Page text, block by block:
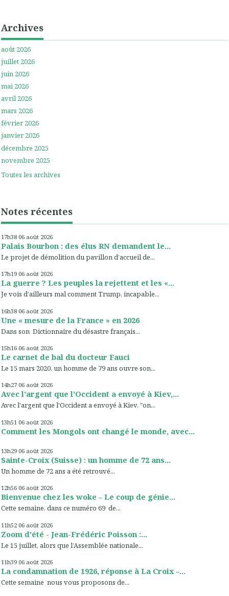
Archives
août 2026
juillet 2026
juin 2026
mai 2026
avril 2026
mars 2026
février 2026
janvier 2026
décembre 2025
novembre 2025
Toutes les archives
Notes récentes
17h38 06 août 2026
Palais Bourbon : des élus RN demandent le...
Le projet de démolition du pavillon d’accueil de...
17h19 06 août 2026
La guerre ? Les peuples la rejettent et les «...
Je vois d’ailleurs mal comment Trump, incapable...
16h38 06 août 2026
Une « mesure de la France » en 2026
Dans son Dictionnaire du désastre français...
15h16 06 août 2026
Le carnet de bal du docteur Fauci
Le 15 mars 2020, un homme de 79 ans ouvre son...
14h27 06 août 2026
Avec l'argent que l'Occident a envoyé à Kiev,...
Avec l'argent que l'Occident a envoyé à Kiev, "on...
13h51 06 août 2026
Comment les Mongols ont changé le monde, avec...
13h29 06 août 2026
Sainte-Croix (Suisse) : un homme de 72 ans...
Un homme de 72 ans a été retrouvé...
12h56 06 août 2026
Bienvenue chez les woke – Le coup de génie...
Cette semaine, dans ce numéro 69 de...
11h52 06 août 2026
Zoom d'été - Jean-Frédéric Poisson :...
Le 15 juillet, alors que l’Assemblée nationale...
11h39 06 août 2026
La condamnation de 1926, réponse à La Croix –...
Cette semaine nous vous proposons de...